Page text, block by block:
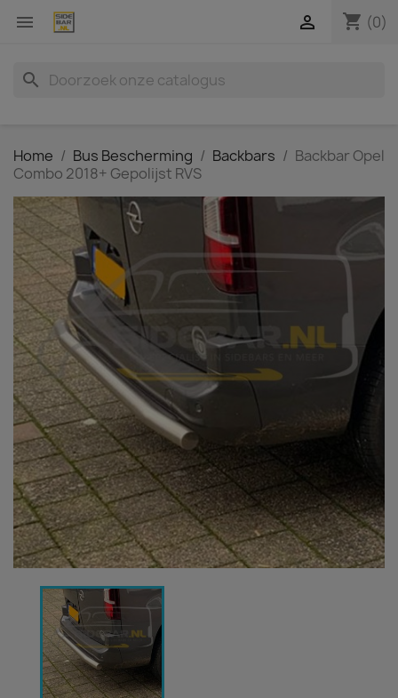
 shopping_cart (0)

search
Home Bus Bescherming Backbars
Backbar Opel
Combo 2018+ Gepolijst RVS